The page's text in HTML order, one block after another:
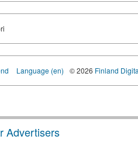
Language (en) © 2026 Finland
Advertisers